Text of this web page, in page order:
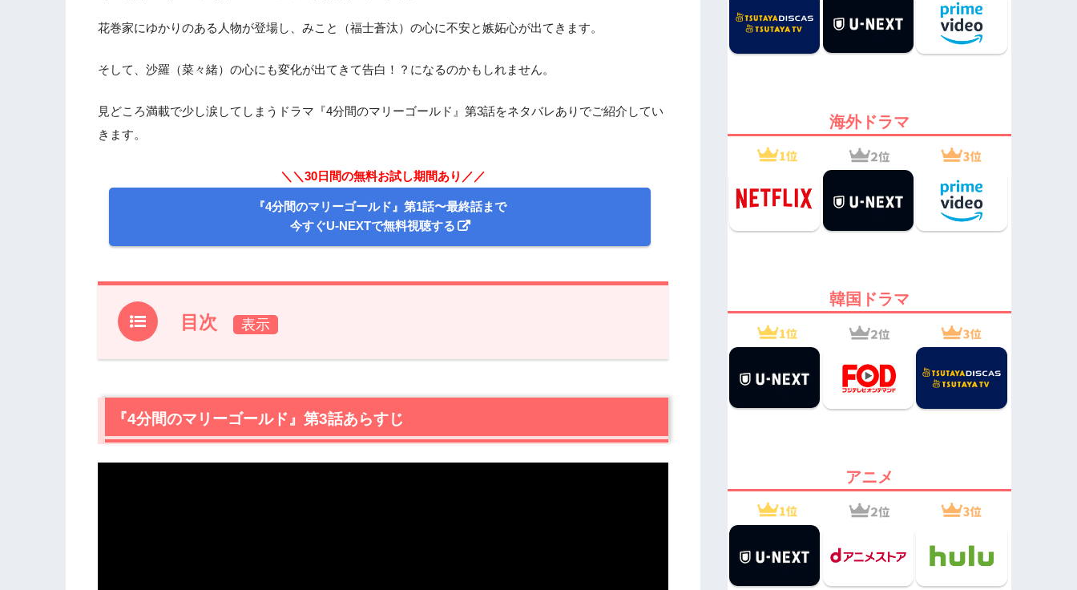
花巻家にゆかりのある人物が登場し、みこと（福士蒼汰）の心に不安と嫉妬心が出てきます。
そして、沙羅（菜々緒）の心にも変化が出てきて告白！？になるのかもしれません。
見どころ満載で少し涙してしまうドラマ『4分間のマリーゴールド』第3話をネタバレありでご紹介してい
きます。
＼＼30日間の無料お試し期間あり／／
『4分間のマリーゴールド』第1話〜最終話まで
今すぐU-NEXTで無料視聴する
目次
1.『4分間のマリーゴールド』第3話あらすじ
3.【ネタバレ】『4分間のマリーゴールド』第3話の感想
3.1久しぶりの訪問者
『4分間のマリーゴールド』第3話あらすじ
海外ドラマ
韓国ドラマ
アニメ